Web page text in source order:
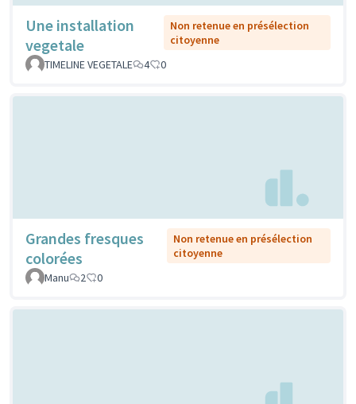
Une installation
vegetale
Non retenue en présélection
citoyenne
TIMELINE VEGETALE
4 0
Grandes fresques
colorées
Non retenue en présélection
citoyenne
Manu
2 0